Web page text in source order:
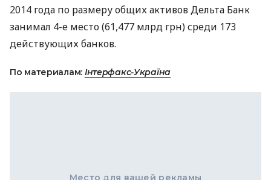
2014 года по размеру общих активов Дельта Банк
занимал 4-е место (61,477 млрд грн) среди 173
действующих банков.
По материалам: Інтерфакс-Україна
Место для вашей рекламы